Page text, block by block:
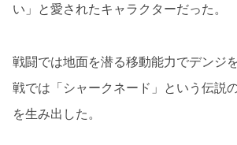
い」と愛されたキャラクターだった。
戦闘では地面を潜る移動能力でデンジ
戦では「シャークネード」という伝説
を生み出した。